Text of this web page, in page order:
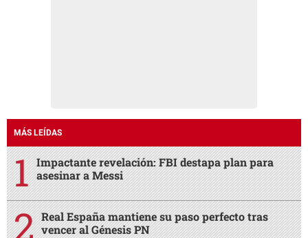
MÁS LEÍDAS
Impactante revelación: FBI destapa plan para
asesinar a Messi
Real España mantiene su paso perfecto tras
vencer al Génesis PN